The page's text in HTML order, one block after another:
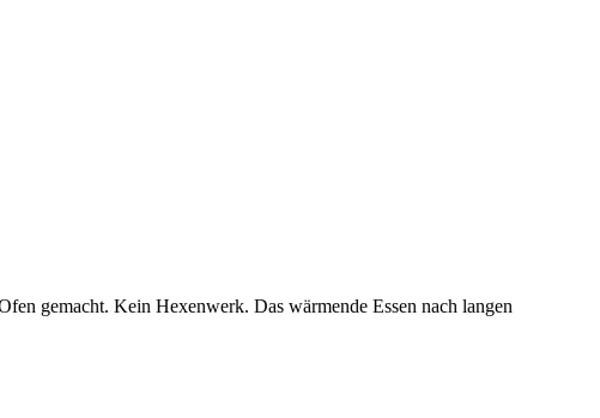
gemacht. Kein Hexenwerk. Das wärmende Essen nach langen